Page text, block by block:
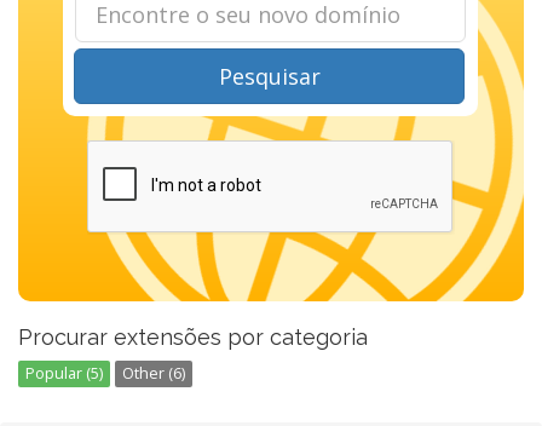
Pesquisar
Procurar extensões por categoria
Popular (5) Other (6)